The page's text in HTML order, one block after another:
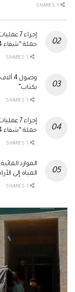
إجراء
حملة “شفاء 4”
بكتاب”
إجراء
حملة “شفاء 4”
الموارد
المياه إلى